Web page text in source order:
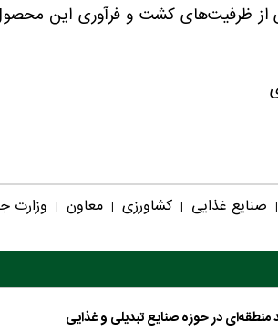
از ظرفیت‌های کشت و فرآوری این
| صنایع غذایی | کشاورزی | معاون | وزارت
در حوزه صنایع تبدیلی و غذایی